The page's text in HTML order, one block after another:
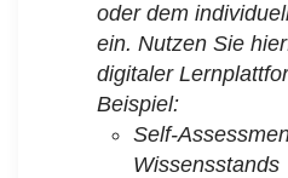
oder dem
ein. Nutzen Sie
digitaler
Beispiel:
Self-
Wissensstands